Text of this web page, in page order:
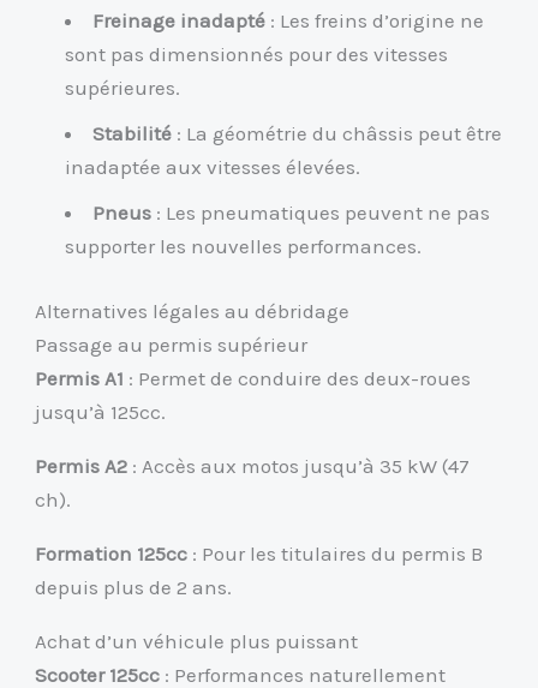
Freinage inadapté : Les freins d’origine ne
sont pas dimensionnés pour des vitesses
supérieures.
Stabilité : La géométrie du châssis peut être
inadaptée aux vitesses élevées.
Pneus : Les pneumatiques peuvent ne pas
supporter les nouvelles performances.
Alternatives légales au débridage
Passage au permis supérieur
Permis A1 : Permet de conduire des deux-roues
jusqu’à 125cc.
Permis A2 : Accès aux motos jusqu’à 35 kW (47
ch).
Formation 125cc : Pour les titulaires du permis B
depuis plus de 2 ans.
Achat d’un véhicule plus puissant
Scooter 125cc : Performances naturellement